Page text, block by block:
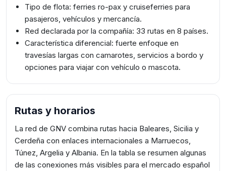
Tipo de flota: ferries ro-pax y cruiseferries para
pasajeros, vehículos y mercancía.
Red declarada por la compañía: 33 rutas en 8 países.
Característica diferencial: fuerte enfoque en
travesías largas con camarotes, servicios a bordo y
opciones para viajar con vehículo o mascota.
Rutas y horarios
La red de GNV combina rutas hacia Baleares, Sicilia y
Cerdeña con enlaces internacionales a Marruecos,
Túnez, Argelia y Albania. En la tabla se resumen algunas
de las conexiones más visibles para el mercado español